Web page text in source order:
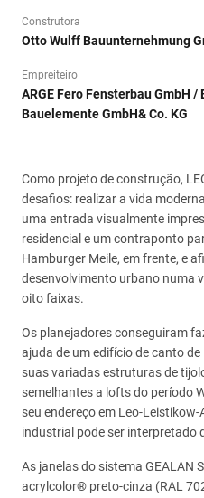
Construtora
Otto Wulff Bauunternehmung
Empreiteiro
ARGE Fero Fensterbau GmbH
Bauelemente GmbH& Co. KG
Como projeto de construção,
desafios: realizar a vida
uma entrada visualmente
residencial e um contraponto
Hamburger Meile, em frente, e
desenvolvimento urbano numa
oito faixas.
Os planejadores conseguiram
ajuda de um edifício de canto
suas variadas estruturas de
semelhantes a lofts do período
seu endereço em Leo-
industrial pode ser interpretado
As janelas do sistema GEALAN
acrylcolor® preto-cinza (RAL